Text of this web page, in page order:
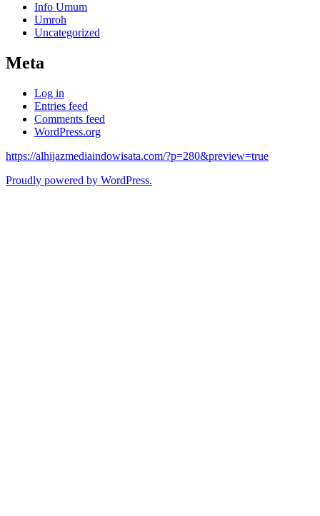
Info Umum
Umroh
Uncategorized
Meta
Log in
Entries feed
Comments feed
WordPress.org
https://alhijazmediaindowisata.com/?p=280&preview=true
Proudly powered by WordPress.